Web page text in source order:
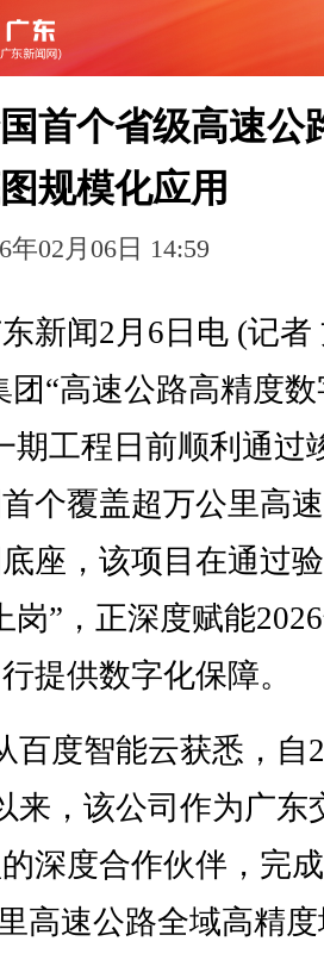
首个省级高速公
规模化应用
年02月06日 14:59
闻2月6日电 (记者
团“高速公路高精度
期工程日前顺利通过
个覆盖超万公里高
座，该项目在通过
岗”，正深度赋能
提供数字化保障。
度智能云获悉，自
来，该公司作为广东
深度合作伙伴，完
高速公路全域高精